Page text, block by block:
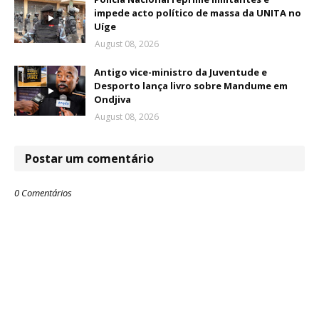
impede acto político de massa da UNITA no
Uíge
August 08, 2026
Antigo vice-ministro da Juventude e
Desporto lança livro sobre Mandume em
Ondjiva
August 08, 2026
Postar um comentário
0 Comentários